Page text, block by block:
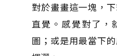
對於畫畫這一塊，
直覺。感覺對了，
圖；或是用最當下